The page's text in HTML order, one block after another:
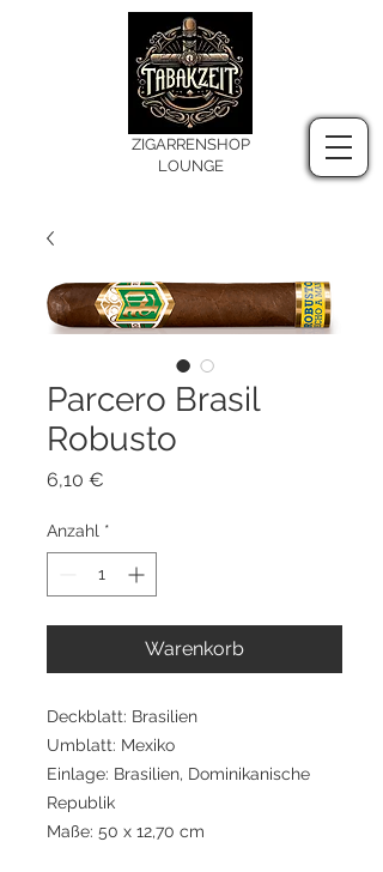
ZIGARRENSHOP
LOUNGE
Parcero Brasil
Robusto
6,10 €
Anzahl *
Warenkorb
Deckblatt: Brasilien
Umblatt: Mexiko
Einlage: Brasilien, Dominikanische
Republik
Maße: 50 x 12,70 cm